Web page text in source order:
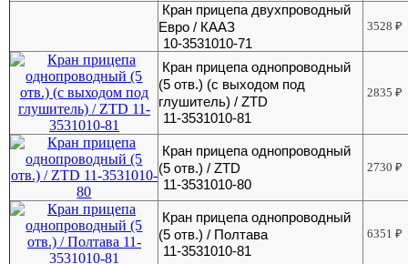
Кран прицепа двухпроводный
Евро / КААЗ
10-3531010-71
3528₽
Кран прицепа однопроводный
(5 отв.) (с выходом под
глушитель) / ZTD
11-3531010-81
2835₽
Кран прицепа однопроводный
(5 отв.) / ZTD
11-3531010-80
2730₽
Кран прицепа однопроводный
(5 отв.) / Полтава
11-3531010-81
6351₽